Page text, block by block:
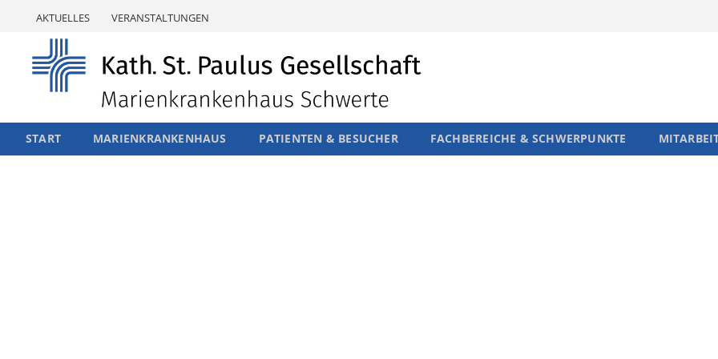
AKTUELLES VERANSTALTUNGEN
START MARIENKRANKENHAUS PATIENTEN & BESUCHER FACHBEREICHE & SCHWERPUNKTE